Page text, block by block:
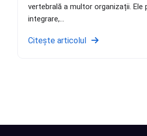
vertebrală a multor organizații. Ele
integrare,...
Citește articolul